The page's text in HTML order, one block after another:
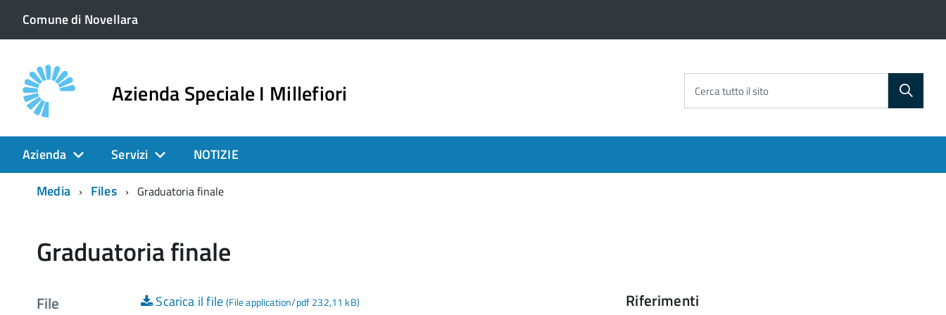
Comune di Novellara
Azienda Speciale I Millefiori Cerca tutto il sito
Azienda Servizi
NOTIZIE
Media
Files Graduatoria finale
Graduatoria finale
File Scarica il file(File application/pdf 232,11 kB) Riferimenti